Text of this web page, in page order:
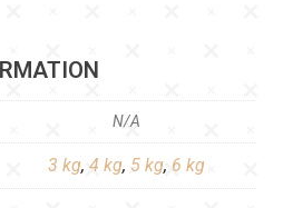
N/A
3 kg, 4 kg, 5 kg, 6 kg